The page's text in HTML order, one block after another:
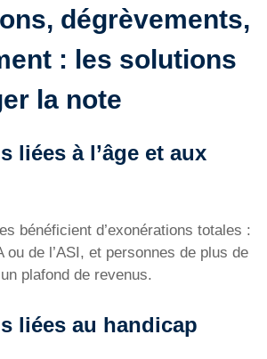
dégrèvements,
: les solutions
la note
liées à l’âge et aux
bénéficient d’exonérations totales :
ou de l’ASI, et personnes de plus de
plafond de revenus.
liées au handicap